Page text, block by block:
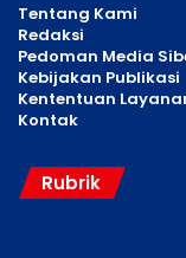
Tentang Kami
Redaksi
Pedoman Media
Kebijakan Publikasi
Kententuan
Kontak
Rubrik